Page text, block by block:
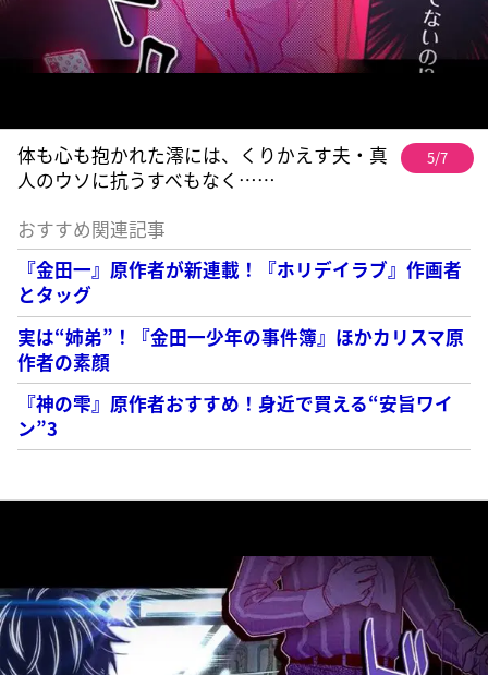
体も心も抱かれた澪には、くりかえす夫・真
人のウソに抗うすべもなく……
5/7
おすすめ関連記事
『金田一』原作者が新連載！『ホリデイラブ』作画者
とタッグ
実は“姉弟”！『金田一少年の事件簿』ほかカリスマ原
作者の素顔
『神の雫』原作者おすすめ！身近で買える“安旨ワイ
ン”3